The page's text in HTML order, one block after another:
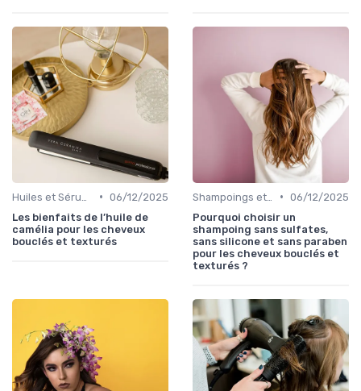
• 06/12/2025
Les bienfaits de l’huile de
camélia pour les cheveux
bouclés et texturés
• 06/12/2025
Pourquoi choisir un
shampoing sans sulfates,
sans silicone et sans paraben
pour les cheveux bouclés et
texturés ?